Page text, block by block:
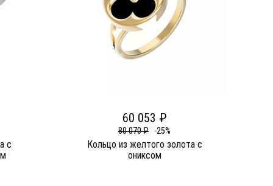
c
60 053 ₽
80 070 ₽ -25%
Кольцо из желтого золота c
ониксом